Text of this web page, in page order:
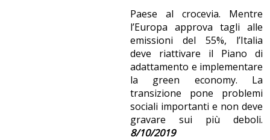
Paese al crocevia. Mentre
l’Europa approva tagli alle
emissioni del 55%, l’Italia
deve riattivare il Piano di
adattamento e implementare
la green economy. La
transizione pone problemi
sociali importanti e non deve
gravare sui più deboli.
8/10/2019